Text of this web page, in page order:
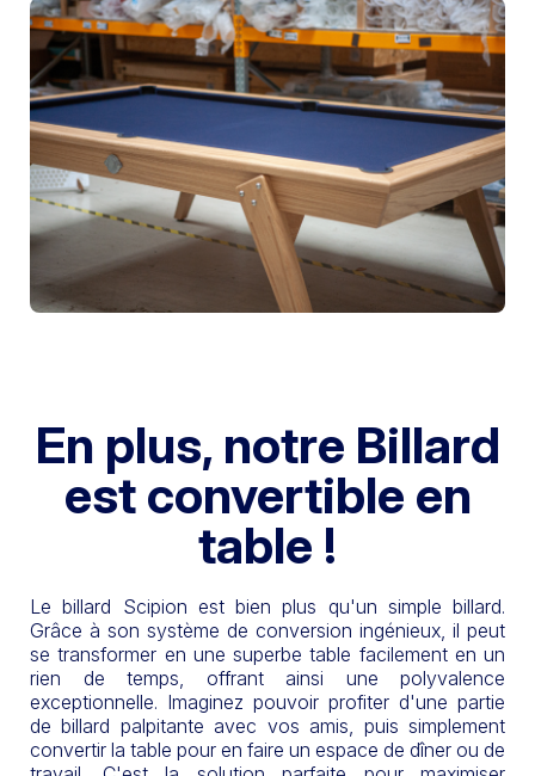
En plus, notre Billard
est convertible en
table !
Le billard Scipion est bien plus qu'un simple billard.
Grâce à son système de conversion ingénieux, il peut
se transformer en une superbe table facilement en un
rien de temps, offrant ainsi une polyvalence
exceptionnelle. Imaginez pouvoir profiter d'une partie
de billard palpitante avec vos amis, puis simplement
convertir la table pour en faire un espace de dîner ou de